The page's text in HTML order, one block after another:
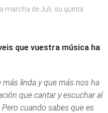
marcha de Juli, su quinta
que vuestra música ha
más linda y que más nos ha
que cantar y escuchar al
Pero cuando sabes que es